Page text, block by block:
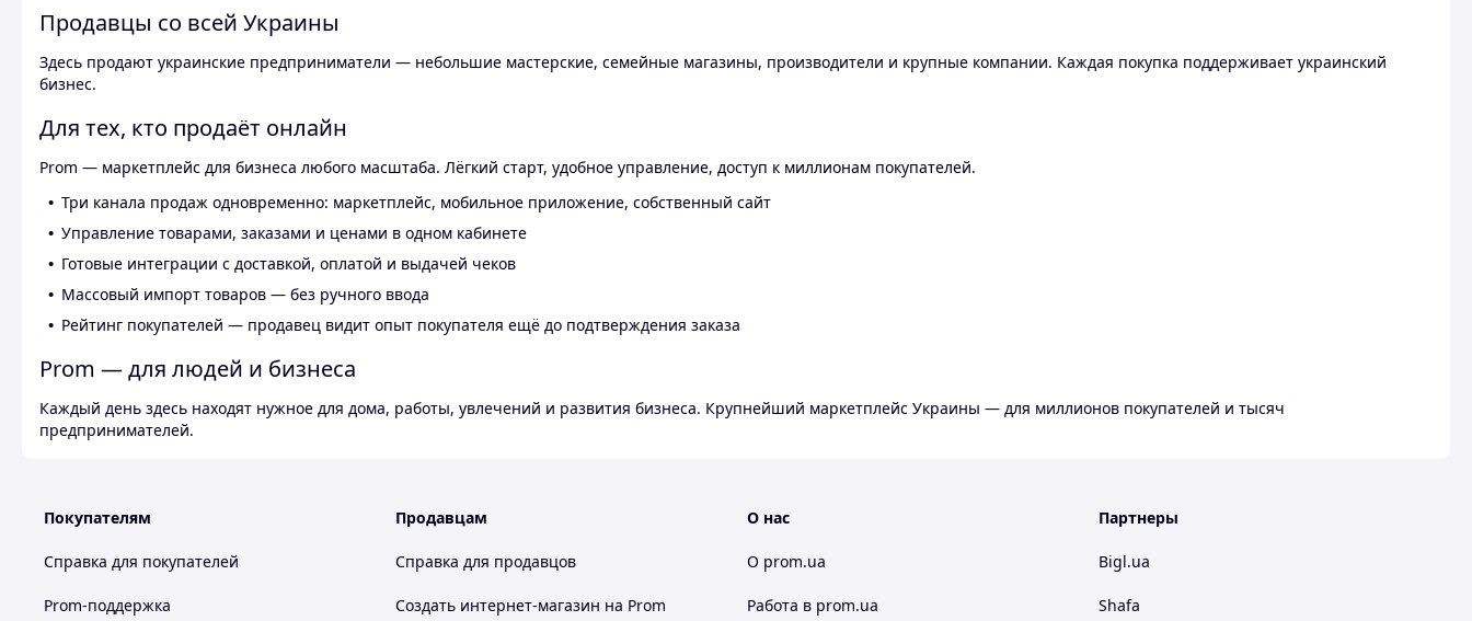
Продавцы со всей Украины
Здесь продают украинские предприниматели — небольшие мастерские, семейные магазины, производители и крупные компании. Каждая покупка поддерживает украинский
бизнес.
Для тех, кто продаёт онлайн
Prom — маркетплейс для бизнеса любого масштаба. Лёгкий старт, удобное управление, доступ к миллионам покупателей.
Три канала продаж одновременно: маркетплейс, мобильное приложение, собственный сайт
Управление товарами, заказами и ценами в одном кабинете
Готовые интеграции с доставкой, оплатой и выдачей чеков
Массовый импорт товаров — без ручного ввода
Рейтинг покупателей — продавец видит опыт покупателя ещё до подтверждения заказа
Prom — для людей и бизнеса
Каждый день здесь находят нужное для дома, работы, увлечений и развития бизнеса. Крупнейший маркетплейс Украины — для миллионов покупателей и тысяч
предпринимателей.
Покупателям
Справка для покупателей
Prom-поддержка
Продавцам
Справка для продавцов
Создать интернет-магазин на Prom
О нас
О prom.ua
Работа в prom.ua
Партнеры
Bigl.ua
Shafa